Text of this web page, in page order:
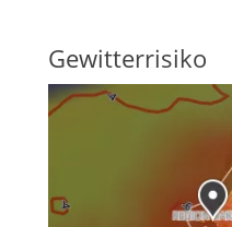
Gewitterrisiko